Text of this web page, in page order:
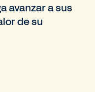
avanzar a sus
de su